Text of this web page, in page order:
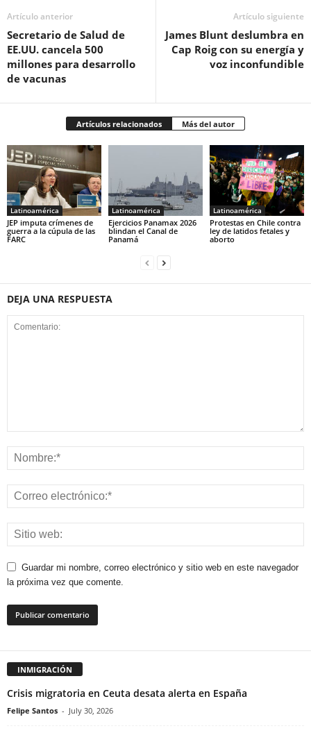
Artículo anterior
Secretario de Salud de
EE.UU. cancela 500
millones para desarrollo
de vacunas
Artículo siguiente
James Blunt deslumbra en
Cap Roig con su energía y
voz inconfundible
Artículos relacionados Más del autor
Latinoamérica
JEP imputa crímenes de
guerra a la cúpula de las
FARC
Latinoamérica
Ejercicios Panamax 2026
blindan el Canal de
Panamá
Latinoamérica
Protestas en Chile contra
ley de latidos fetales y
aborto
DEJA UNA RESPUESTA
Guardar mi nombre, correo electrónico y sitio web en este navegador
la próxima vez que comente.
INMIGRACIÓN
Crisis migratoria en Ceuta desata alerta en España
Felipe Santos - July 30, 2026